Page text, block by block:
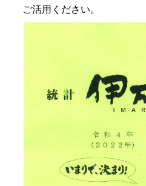
ご活用ください。